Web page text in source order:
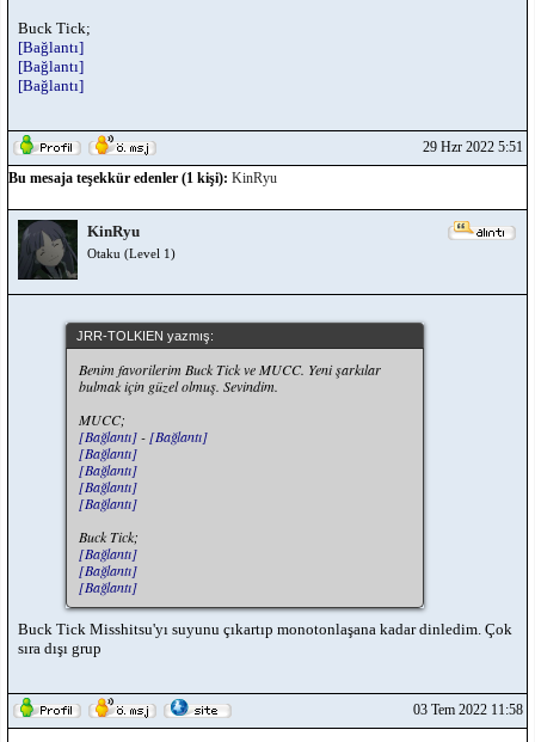
Buck Tick;
[Bağlantı]
[Bağlantı]
[Bağlantı]
29 Hzr 2022 5:51
Bu mesaja teşekkür edenler (1 kişi): KinRyu
KinRyu
Otaku (Level 1)
JRR-TOLKIEN yazmış:
Benim favorilerim Buck Tick ve MUCC. Yeni şarkılar
bulmak için güzel olmuş. Sevindim.
MUCC;
[Bağlantı]- [Bağlantı]
[Bağlantı]
[Bağlantı]
[Bağlantı]
[Bağlantı]
Buck Tick;
[Bağlantı]
[Bağlantı]
[Bağlantı]
Buck Tick Misshitsu'yı suyunu çıkartıp monotonlaşana kadar dinledim. Çok
sıra dışı grup
03 Tem 2022 11:58